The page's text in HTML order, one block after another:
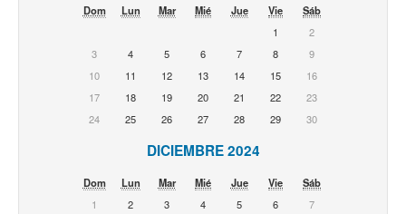
Dom Lun Mar Mié Jue Vie
Sáb
1
2
3
4 5 6 7 8
9
10
11 12 13 14 15
16
17
18 19 20 21 22
23
24
25 26 27 28 29 30
DICIEMBRE 2024
Dom Lun Mar Mié Jue Vie
Sáb
1
2 3 4 5 6
7